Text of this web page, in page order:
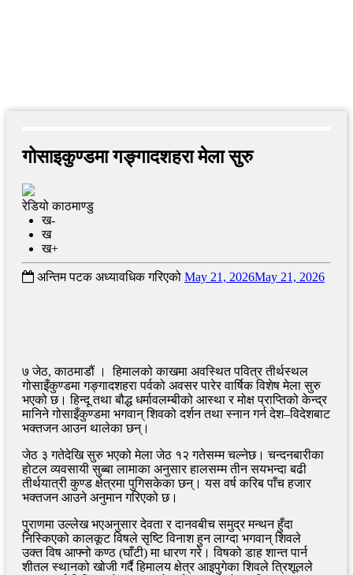
गोसाइकुण्डमा गङ्गादशहरा मेला सुरु
रेडियो काठमाण्डु
ख-
ख
ख+
अन्तिम पटक अध्यावधिक गरिएको May 21, 2026May 21, 2026
७ जेठ, काठमाडौं । हिमालको काखमा अवस्थित पवित्र तीर्थस्थल
गोसाइँकुण्डमा गङ्गादशहरा पर्वको अवसर पारेर वार्षिक विशेष मेला सुरु
भएको छ। हिन्दू तथा बौद्ध धर्मावलम्बीको आस्था र मोक्ष प्राप्तिको केन्द्र
मानिने गोसाइँकुण्डमा भगवान् शिवको दर्शन तथा स्नान गर्न देश–विदेशबाट
भक्तजन आउन थालेका छन्।
जेठ ३ गतेदेखि सुरु भएको मेला जेठ १२ गतेसम्म चल्नेछ। चन्दनबारीका
होटल व्यवसायी सुब्बा लामाका अनुसार हालसम्म तीन सयभन्दा बढी
तीर्थयात्री कुण्ड क्षेत्रमा पुगिसकेका छन्। यस वर्ष करिब पाँच हजार
भक्तजन आउने अनुमान गरिएको छ।
पुराणमा उल्लेख भएअनुसार देवता र दानवबीच समुद्र मन्थन हुँदा
निस्किएको कालकूट विषले सृष्टि विनाश हुन लाग्दा भगवान् शिवले
उक्त विष आफ्नो कण्ठ (घाँटी) मा धारण गरे। विषको डाह शान्त पार्न
शीतल स्थानको खोजी गर्दै हिमालय क्षेत्र आइपुगेका शिवले त्रिशूलले